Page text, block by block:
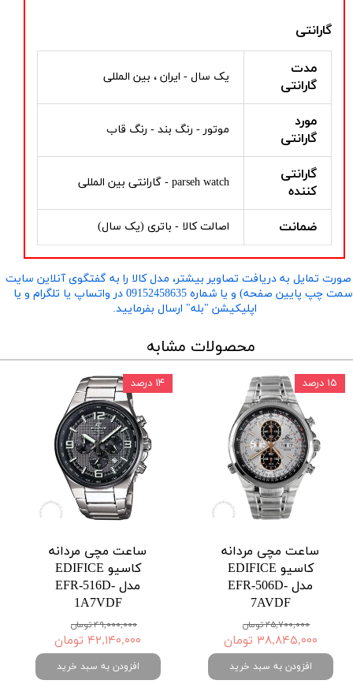
گارانتی
مدت
گارانتی
یک سال - ایران ، بین المللی
مورد
گارانتی
موتور - رنگ بند - رنگ قاب
گارانتی
کننده
parseh watch - گارانتی بین المللی
ضمانت اصالت کالا - باتری (یک سال)
تمایل به دریافت تصاویر بیشتر، مدل کالا را به گفتگوی آنلاین سایت
​​​​​​​(سمت چپ پایین صفحه) و یا شماره 09152458635 در واتساپ یا تلگرام و یا
اپلیکیشن "بله" ارسال بفرمایید.
محصولات مشابه
ساعت مچی مردانه
کاسیو EDIFICE
مدل EFR-506D-
7AVDF
۴۵,۷۰۰,۰۰۰ تومان
۳۸,۸۴۵,۰۰۰ تومان
افزودن به سبد خرید
۱۵ درصد
ساعت مچی مردانه
کاسیو EDIFICE
مدل EFR-516D-
1A7VDF
۴۹,۰۰۰,۰۰۰ تومان
۴۲,۱۴۰,۰۰۰ تومان
افزودن به سبد خرید
۱۴ درصد